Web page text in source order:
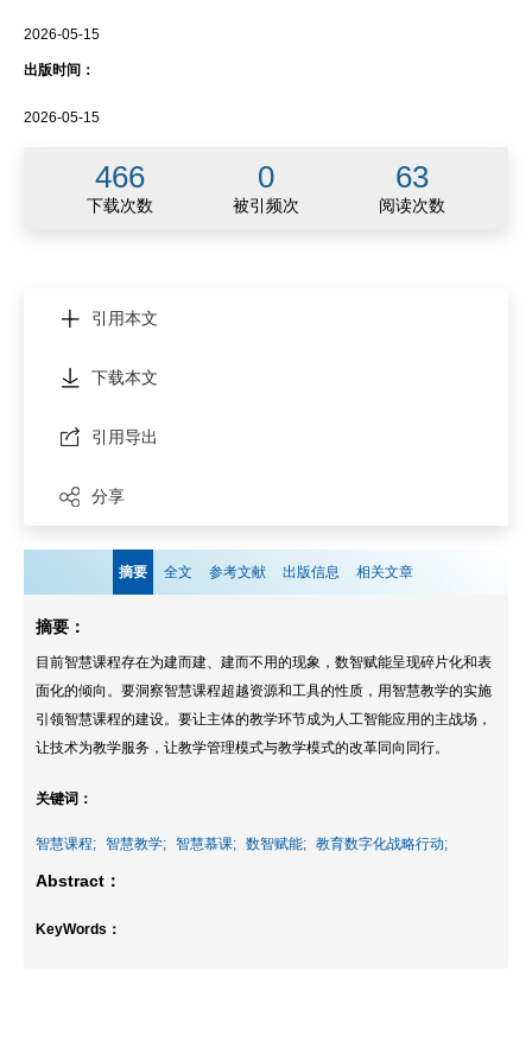
2026-05-15
出版时间：
2026-05-15
466 0 63
下载次数 被引频次 阅读次数
引用本文
下载本文
引用导出
分享
摘要 全文 参考文献 出版信息 相关文章
摘要：
目前智慧课程存在为建而建、建而不用的现象，数智赋能呈现碎片化和表
面化的倾向。要洞察智慧课程超越资源和工具的性质，用智慧教学的实施
引领智慧课程的建设。要让主体的教学环节成为人工智能应用的主战场，
让技术为教学服务，让教学管理模式与教学模式的改革同向同行。
关键词：
智慧课程; 智慧教学; 智慧慕课; 数智赋能; 教育数字化战略行动;
Abstract：
KeyWords：